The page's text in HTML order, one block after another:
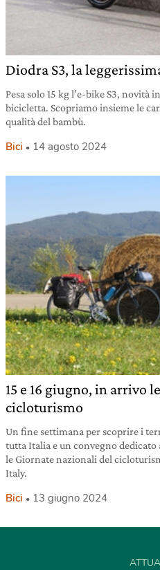
Diodra S3, la
Pesa solo 15 kg l’e-bike S3, novità
bicicletta. Scopriamo insieme le
qualità del bambù.
Bici 14 agosto 2024
15 e 16 giugno, in arrivo
cicloturismo
Un fine settimana per scoprire i
tutta Italia e un convegno
le Giornate nazionali del
Italy.
Bici 13 giugno 2024